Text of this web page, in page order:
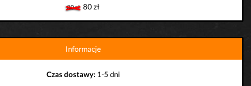
80 zł80 zł
Informacje
Czas dostawy: 1-5 dni